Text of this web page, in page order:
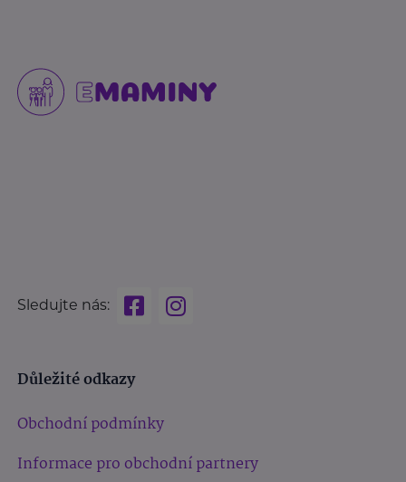
Sledujte nás:
Důležité odkazy
Obchodní podmínky
Informace pro obchodní partnery